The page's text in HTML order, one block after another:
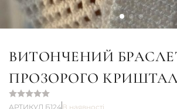
ВИТОНЧЕНИЙ
ПРОЗОРОГО
АРТИКУЛ Б124В наявності